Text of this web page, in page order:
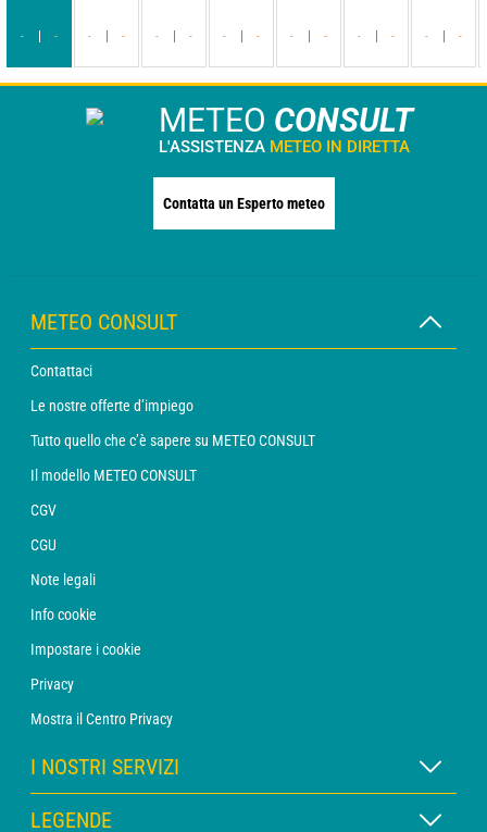
- - - - - - - - - - - - - -
METEO CONSULT
L'ASSISTENZA METEO IN DIRETTA
Contatta un Esperto meteo
METEO CONSULT
Contattaci
Le nostre offerte d’impiego
Tutto quello che c’è sapere su METEO CONSULT
Il modello METEO CONSULT
CGV
CGU
Note legali
Info cookie
Impostare i cookie
Privacy
Mostra il Centro Privacy
I NOSTRI SERVIZI
Abbonamento METEO Xpert
LEGENDE